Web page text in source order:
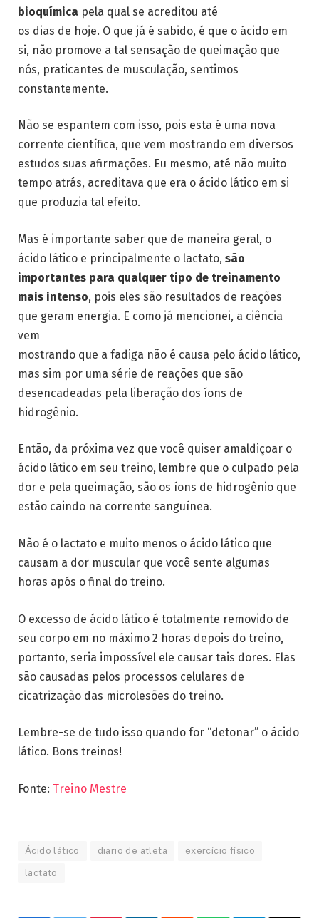
bioquímica pela qual se acreditou até
os dias de hoje. O que já é sabido, é que o ácido em
si, não promove a tal sensação de queimação que
nós, praticantes de musculação, sentimos
constantemente.
Não se espantem com isso, pois esta é uma nova
corrente científica, que vem mostrando em diversos
estudos suas afirmações. Eu mesmo, até não muito
tempo atrás, acreditava que era o ácido lático em si
que produzia tal efeito.
Mas é importante saber que de maneira geral, o
ácido lático e principalmente o lactato, são
importantes para qualquer tipo de treinamento
mais intenso, pois eles são resultados de reações
que geram energia. E como já mencionei, a ciência
vem
mostrando que a fadiga não é causa pelo ácido lático,
mas sim por uma série de reações que são
desencadeadas pela liberação dos íons de
hidrogênio.
Então, da próxima vez que você quiser amaldiçoar o
ácido lático em seu treino, lembre que o culpado pela
dor e pela queimação, são os íons de hidrogênio que
estão caindo na corrente sanguínea.
Não é o lactato e muito menos o ácido lático que
causam a dor muscular que você sente algumas
horas após o final do treino.
O excesso de ácido lático é totalmente removido de
seu corpo em no máximo 2 horas depois do treino,
portanto, seria impossível ele causar tais dores. Elas
são causadas pelos processos celulares de
cicatrização das microlesões do treino.
Lembre-se de tudo isso quando for “detonar” o ácido
lático. Bons treinos!
Fonte: Treino Mestre
Ácido lático diario de atleta exercício físico
lactato